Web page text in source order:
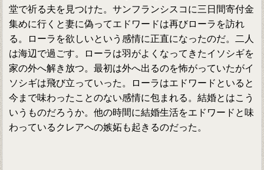
堂で祈る夫を見つけた。サンフランシスコに三日間寄付金
集めに行くと妻に偽ってエドワードは再びローラを訪れ
る。ローラを欲しいという感情に正直になったのだ。二人
は海辺で過ごす。ローラは羽がよくなってきたイソシギを
家の外へ解き放つ。最初は外へ出るのを怖がっていたがイ
ソシギは飛び立っていった。ローラはエドワードといると
今まで味わったことのない感情に包まれる。結婚とはこう
いうものだろうか。他の時間に結婚生活をエドワードと味
わっているクレアへの嫉妬も起きるのだった。